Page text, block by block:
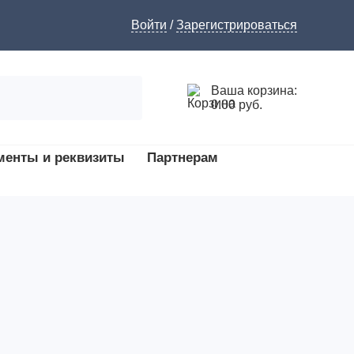
Войти /Зарегистрироваться
Ваша корзина:
0.00 руб.
и реквизиты
Партнерам